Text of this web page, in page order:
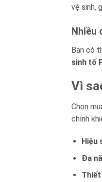
vệ sinh,
Nhiều
Bạn có
sinh tố
Vì
Chọn
chính
Hiệu
Đa
Thiết